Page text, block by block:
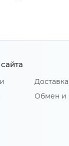
Обмен и